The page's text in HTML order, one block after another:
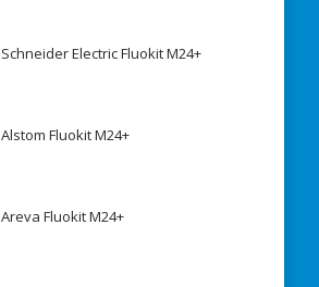
Schneider Electric Fluokit M24+
Alstom Fluokit M24+
Areva Fluokit M24+